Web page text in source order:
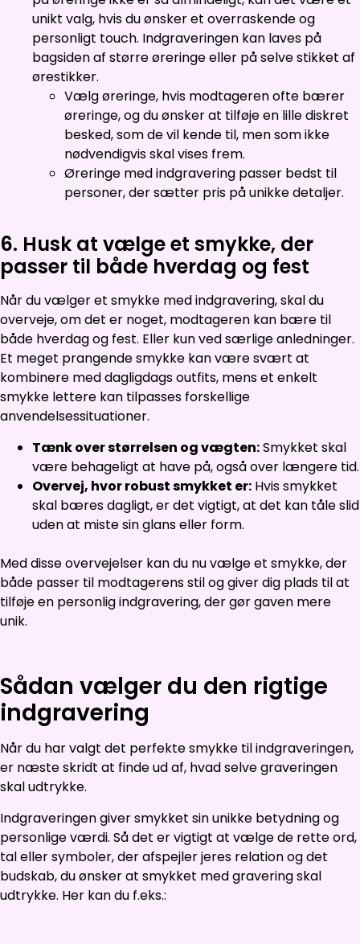
unikt valg, hvis du ønsker et overraskende og
personligt touch. Indgraveringen kan laves på
bagsiden af større øreringe eller på selve stikket af
ørestikker.
Vælg øreringe, hvis modtageren ofte bærer
øreringe, og du ønsker at tilføje en lille diskret
besked, som de vil kende til, men som ikke
nødvendigvis skal vises frem.
Øreringe med indgravering passer bedst til
personer, der sætter pris på unikke detaljer.
6. Husk at vælge et smykke, der
passer til både hverdag og fest
Når du vælger et smykke med indgravering, skal du
overveje, om det er noget, modtageren kan bære til
både hverdag og fest. Eller kun ved særlige anledninger.
Et meget prangende smykke kan være svært at
kombinere med dagligdags outfits, mens et enkelt
smykke lettere kan tilpasses forskellige
anvendelsessituationer.
Tænk over størrelsen og vægten:Smykket skal
være behageligt at have på, også over længere tid.
Overvej, hvor robust smykket er: Hvis smykket
skal bæres dagligt, er det vigtigt, at det kan tåle slid
uden at miste sin glans eller form.
Med disse overvejelser kan du nu vælge et smykke, der
både passer til modtagerens stil og giver dig plads til at
tilføje en personlig indgravering, der gør gaven mere
unik.
Sådan vælger du den rigtige
indgravering
Når du har valgt det perfekte smykke til indgraveringen,
er næste skridt at finde ud af, hvad selve graveringen
skal udtrykke.
Indgraveringen giver smykket sin unikke betydning og
personlige værdi. Så det er vigtigt at vælge de rette ord,
tal eller symboler, der afspejler jeres relation og det
budskab, du ønsker at smykket med gravering skal
udtrykke. Her kan du f.eks.: